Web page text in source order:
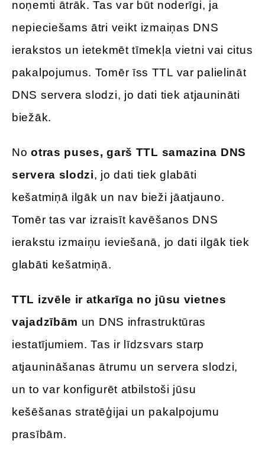
noņemti ātrāk. Tas var būt noderīgi, ja
nepieciešams ātri veikt izmaiņas DNS
ierakstos un ietekmēt tīmekļa vietni vai citus
pakalpojumus. Tomēr īss TTL var palielināt
DNS servera slodzi, jo dati tiek atjaunināti
biežāk.
Nootras puses, garš TTL samazina DNS
servera slodzi, jo dati tiek glabāti
kešatmiņā ilgāk un nav bieži jāatjauno.
Tomēr tas var izraisīt kavēšanos DNS
ierakstu izmaiņu ieviešanā, jo dati ilgāk tiek
glabāti kešatmiņā.
TTL izvēle ir atkarīga no jūsu vietnes
vajadzībām un DNS infrastruktūras
iestatījumiem. Tas ir līdzsvars starp
atjaunināšanas ātrumu un servera slodzi,
un to var konfigurēt atbilstoši jūsu
kešēšanas stratēģijai un pakalpojumu
prasībām.